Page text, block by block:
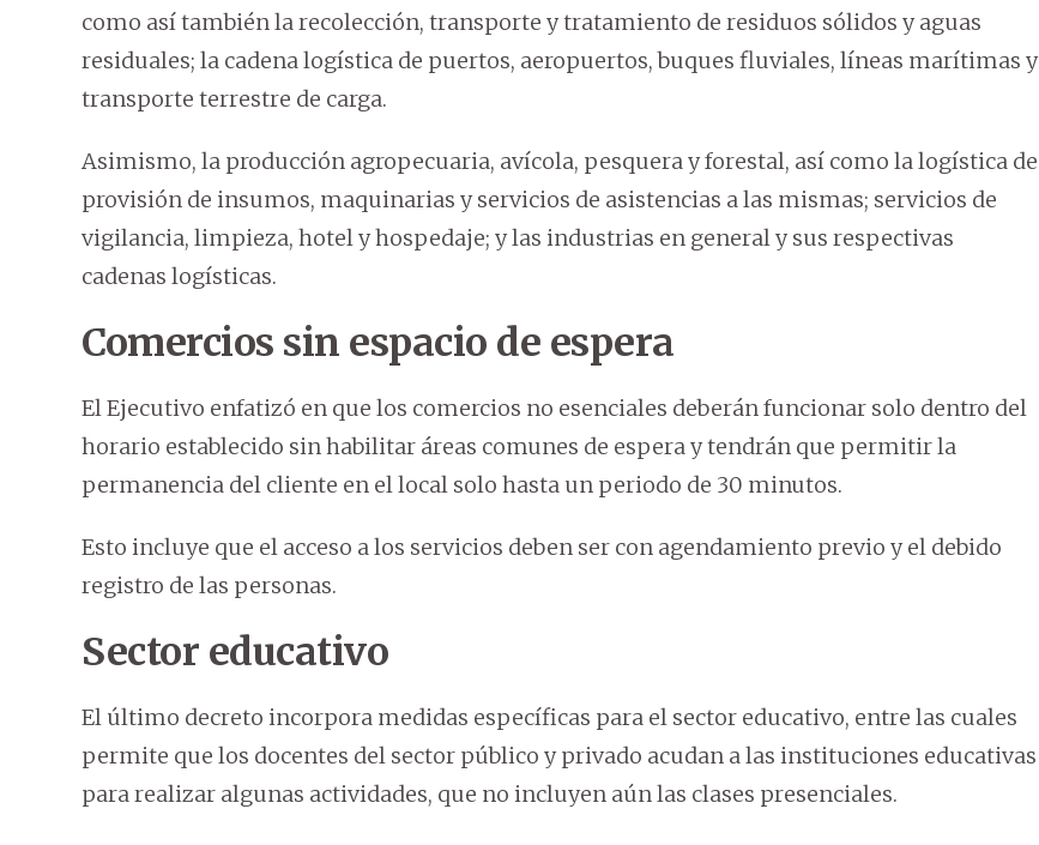
como así también la recolección, transporte y tratamiento de residuos sólidos y aguas
residuales; la cadena logística de puertos, aeropuertos, buques fluviales, líneas marítimas y
transporte terrestre de carga.
Asimismo, la producción agropecuaria, avícola, pesquera y forestal, así como la logística de
provisión de insumos, maquinarias y servicios de asistencias a las mismas; servicios de
vigilancia, limpieza, hotel y hospedaje; y las industrias en general y sus respectivas
cadenas logísticas.
Comercios sin espacio de espera
El Ejecutivo enfatizó en que los comercios no esenciales deberán funcionar solo dentro del
horario establecido sin habilitar áreas comunes de espera y tendrán que permitir la
permanencia del cliente en el local solo hasta un periodo de 30 minutos.
Esto incluye que el acceso a los servicios deben ser con agendamiento previo y el debido
registro de las personas.
Sector educativo
El último decreto incorpora medidas específicas para el sector educativo, entre las cuales
permite que los docentes del sector público y privado acudan a las instituciones educativas
para realizar algunas actividades, que no incluyen aún las clases presenciales.